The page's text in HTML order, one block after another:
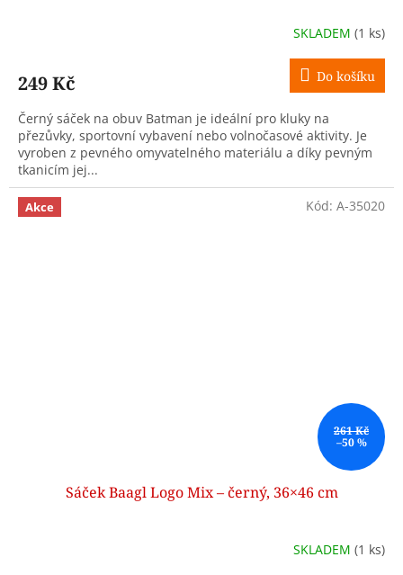
SKLADEM (1 ks)
249 Kč Do košíku
Černý sáček na obuv Batman je ideální pro kluky na
přezůvky, sportovní vybavení nebo volnočasové aktivity. Je
vyroben z pevného omyvatelného materiálu a díky pevným
tkanicím jej...
Akce
261 Kč
–50 %
Sáček Baagl Logo Mix – černý, 36×46 cm
SKLADEM (1 ks)
Kód: A-35020